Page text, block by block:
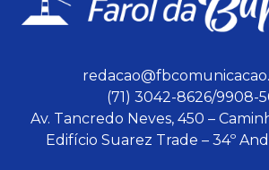
(71) 3042-8626/9908-
Av. Tancredo Neves, 450 –
Edifício Suarez Trade – 34º